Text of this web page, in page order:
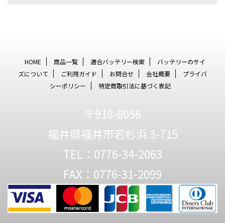
HOME 商品一覧 適合バッテリー検索
バッテリーのサイ
ズについて
ご利用ガイド お問合せ 会社概要
プライバ
シーポリシー
特定商取引法に基づく表記
〒918-8056
福井県福井市若杉浜 3-715
TEL：0776-34-2063
FAX：0776-31-2099